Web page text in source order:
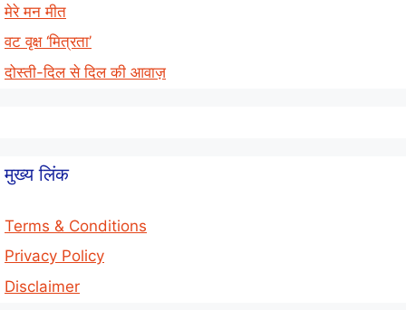
मेरे मन मीत
वट वृक्ष ‘मित्रता’
दोस्ती-दिल से दिल की आवाज़
मुख्य लिंक
Terms & Conditions
Privacy Policy
Disclaimer